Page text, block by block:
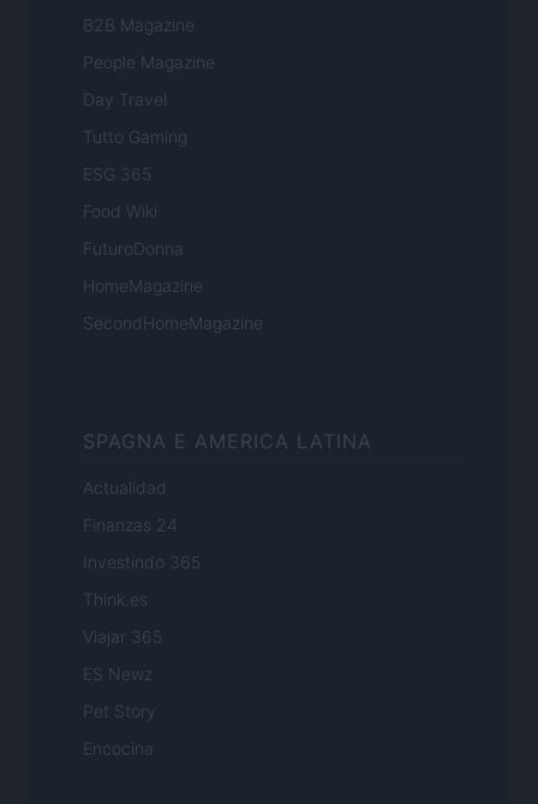
B2B Magazine
People Magazine
Day Travel
Tutto Gaming
ESG 365
Food Wiki
FuturoDonna
HomeMagazine
SecondHomeMagazine
SPAGNA E AMERICA LATINA
Actualidad
Finanzas 24
Investindo 365
Think.es
Viajar 365
ES Newz
Pet Story
Encocina